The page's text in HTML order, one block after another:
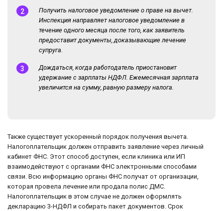
Получить налоговое уведомление о праве на вычет.
Инспекция направляет налоговое уведомление в
течение одного месяца после того, как заявитель
предоставит документы, доказывающие лечение
супруга.
Дождаться, когда работодатель приостановит
удержание с зарплаты НДФЛ. Ежемесячная зарплата
увеличится на сумму, равную размеру налога.
Также существует ускоренный порядок получения вычета.
Налогоплательщик должен отправить заявление через личный
кабинет ФНС. Этот способ доступен, если клиника или ИП
взаимодействуют с органами ФНС электронными способами
связи. Всю информацию органы ФНС получат от организации,
которая провела лечение или продала полис ДМС.
Налогоплательщик в этом случае не должен оформлять
декларацию 3-НДФЛ и собирать пакет документов. Срок